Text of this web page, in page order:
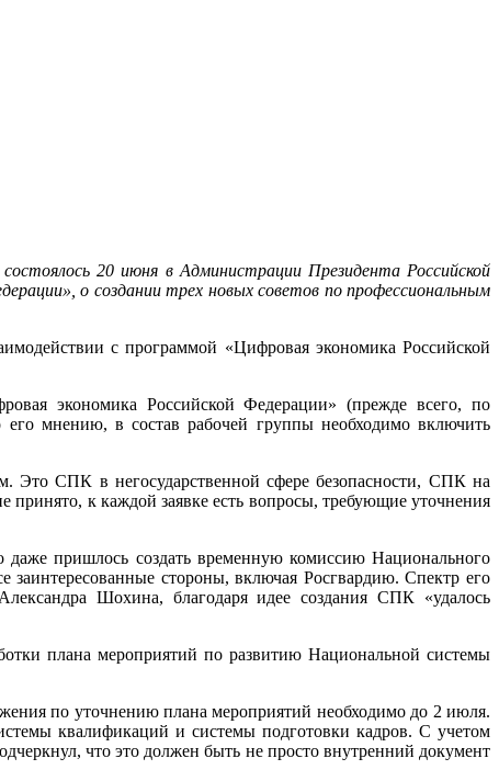
20 июня в Администрации Президента Российской
о создании трех новых советов по профессиональным
с программой «Цифровая экономика Российской
экономика Российской Федерации» (прежде всего, по
мнению, в состав рабочей группы необходимо включить
Это СПК в негосударственной сфере безопасности, СПК на
к каждой заявке есть вопросы, требующие уточнения
даже пришлось создать временную комиссию Национального
стороны, включая Росгвардию. Спектр его
Шохина, благодаря идее создания СПК «удалось
плана мероприятий по развитию Национальной системы
по уточнению плана мероприятий необходимо до 2 июля.
квалификаций и системы подготовки кадров. С учетом
что это должен быть не просто внутренний документ